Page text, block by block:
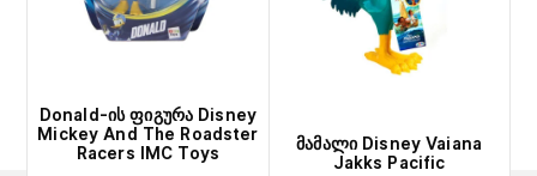
chosen
on
page
Donald-ის ფიგურა Disney
Mickey And The Roadster
Racers IMC Toys
მამალი Disney Vaiana
Jakks Pacific